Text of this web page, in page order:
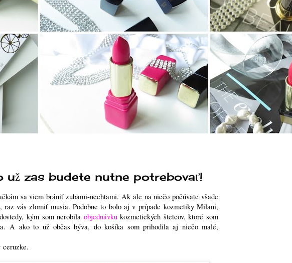
už zas budete nutne potrebovať!
sa viem brániť zubami-nechtami. Ak ale na niečo počúvate všade
raz vás zlomiť musia. Podobne to bolo aj v prípade kozmetiky Milani,
kým som nerobila objednávkukozmetických štetcov, ktoré som
A ako to už občas býva, do košíka som prihodila aj niečo malé,